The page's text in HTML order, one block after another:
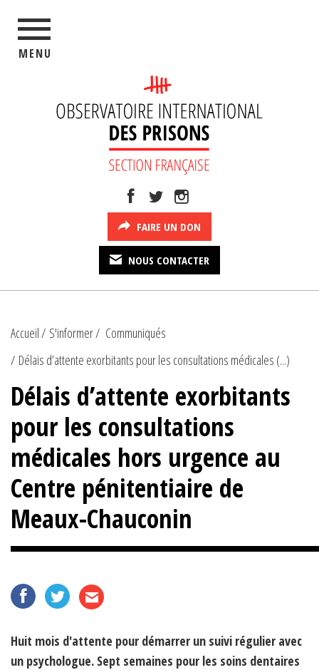
MENU
FAIRE UN DON
NOUS CONTACTER
Accueil S'informer
Communiqués
Délais d’attente exorbitants pour les consultations médicales (...)
Délais d’attente exorbitants
pour les consultations
médicales hors urgence au
Centre pénitentiaire de
Meaux-Chauconin
Huit mois d'attente pour démarrer un suivi régulier avec
un psychologue. Sept semaines pour les soins dentaires